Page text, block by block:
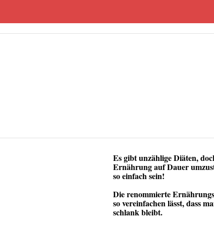
Es gibt unzählige Diäten,
Ernährung auf Dauer
so einfach sein!
Die renommierte
so vereinfachen lässt, dass
schlank bleibt.